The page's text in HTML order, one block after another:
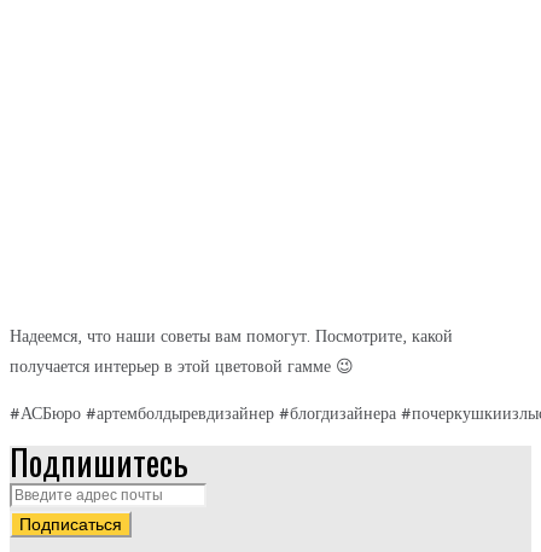
Надеемся, что наши советы вам помогут. Посмотрите, какой
получается интерьер в этой цветовой гамме 😉
#АСБюро #артемболдыревдизайнер #блогдизайнера
Подпишитесь